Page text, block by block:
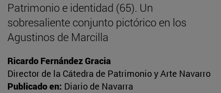
Patrimonio e identidad (65). Un
sobresaliente conjunto pictórico en los
Agustinos de Marcilla
Ricardo Fernández Gracia
Director de la Cátedra de Patrimonio y Arte Navarro
Publicado en: Diario de Navarra